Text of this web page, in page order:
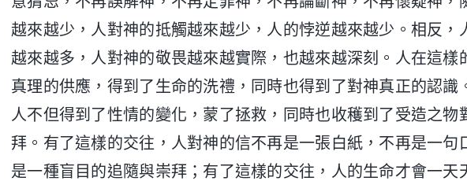
越來越少，人對神的抵觸越來越少，人的悖逆越來越少。相反，
越來越多，人對神的敬畏越來越實際，也越來越深刻。人在這樣
真理的供應，得到了生命的洗禮，同時也得到了對神真正的認識
人不但得到了性情的變化，蒙了拯救，同時也收穫到了受造之物
拜。有了這樣的交往，人對神的信不再是一張白紙，不再是一句
是一種盲目的追隨與崇拜；有了這樣的交往，人的生命才會一天